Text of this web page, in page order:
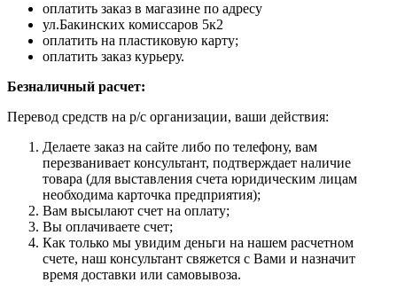
оплатить заказ в магазине по адресу
ул.Бакинских комиссаров 5к2
оплатить на пластиковую карту;
оплатить заказ курьеру.
Безналичный расчет:
Перевод средств на р/с организации, ваши действия:
Делаете заказ на сайте либо по телефону, вам
перезванивает консультант, подтверждает наличие
товара (для выставления счета юридическим лицам
необходима карточка предприятия);
Вам высылают счет на оплату;
Вы оплачиваете счет;
Как только мы увидим деньги на нашем расчетном
счете, наш консультант свяжется с Вами и назначит
время доставки или самовывоза.